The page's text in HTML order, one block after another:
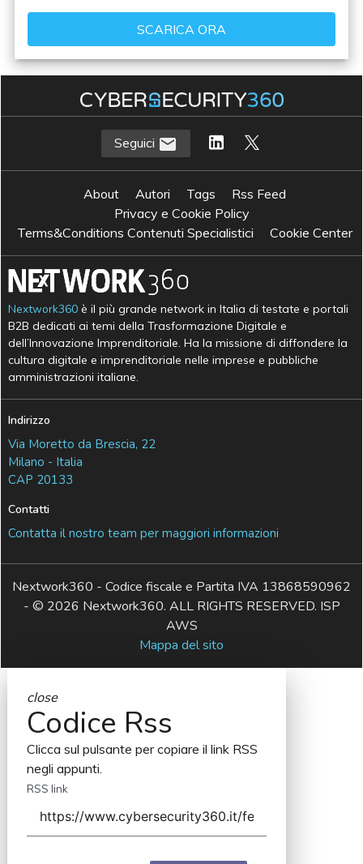
Seguici
About Autori Tags
Rss Feed
Privacy e Cookie Policy
Terms&Conditions Contenuti Specialistici
Cookie Center
Nextwork360 è il più grande network in Italia di testate e portali
B2B dedicati ai temi della Trasformazione Digitale e
dell’Innovazione Imprenditoriale. Ha la missione di diffondere la
cultura digitale e imprenditoriale nelle imprese e pubbliche
amministrazioni italiane.
Indirizzo
Via Moretto da Brescia, 22
Milano - Italia
CAP 20133
Contatti
Contatta il nostro team per maggiori informazioni
Nextwork360 - Codice fiscale e Partita IVA 13868590962
- © 2026 Nextwork360. ALL RIGHTS RESERVED. ISP
AWS
Mappa del sito
close
Codice Rss
Clicca sul pulsante per copiare il link RSS
negli appunti.
RSS link